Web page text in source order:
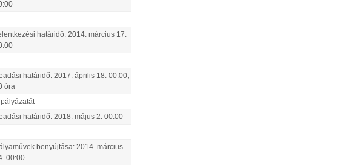
határidő: 2014. március 17
határidő: 2017. április 18 00:00
óra
határidő: 2018. május 2 00:00
benyújtása: 2014. március
00:00